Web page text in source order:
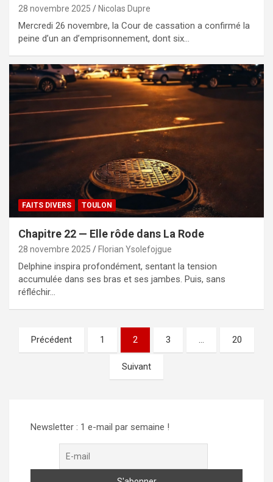
28 novembre 2025 Nicolas Dupre
Mercredi 26 novembre, la Cour de cassation a confirmé la
peine d’un an d’emprisonnement, dont six…
FAITS DIVERS TOULON
Chapitre 22 — Elle rôde dans La Rode
28 novembre 2025 Florian Ysolefojgue
Delphine inspira profondément, sentant la tension
accumulée dans ses bras et ses jambes. Puis, sans
réfléchir…
Pagination
des
Précédent 1 2 3 20
Suivant
Newsletter : 1 e-mail par semaine !